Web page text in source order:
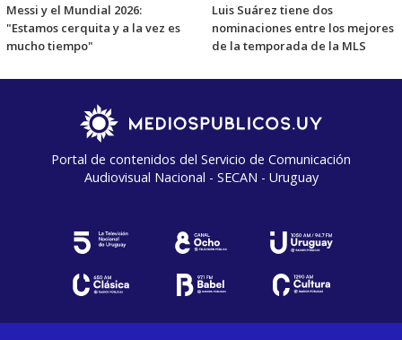
Messi y el Mundial 2026:
"Estamos cerquita y a la vez es
mucho tiempo"
Luis Suárez tiene dos
nominaciones entre los mejores
de la temporada de la MLS
Portal de contenidos del Servicio de Comunicación
Audiovisual Nacional - SECAN - Uruguay